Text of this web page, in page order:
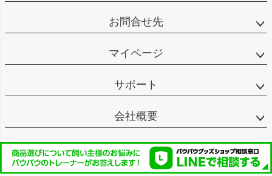
お問合せ先
マイページ
サポート
会社概要